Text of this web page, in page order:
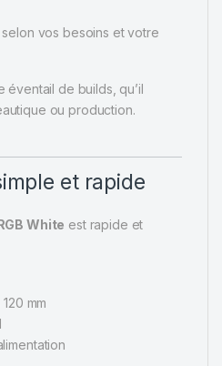
vos besoins et votre
éventail de builds, qu’il
ou production.
et rapide
White est rapide et
mm